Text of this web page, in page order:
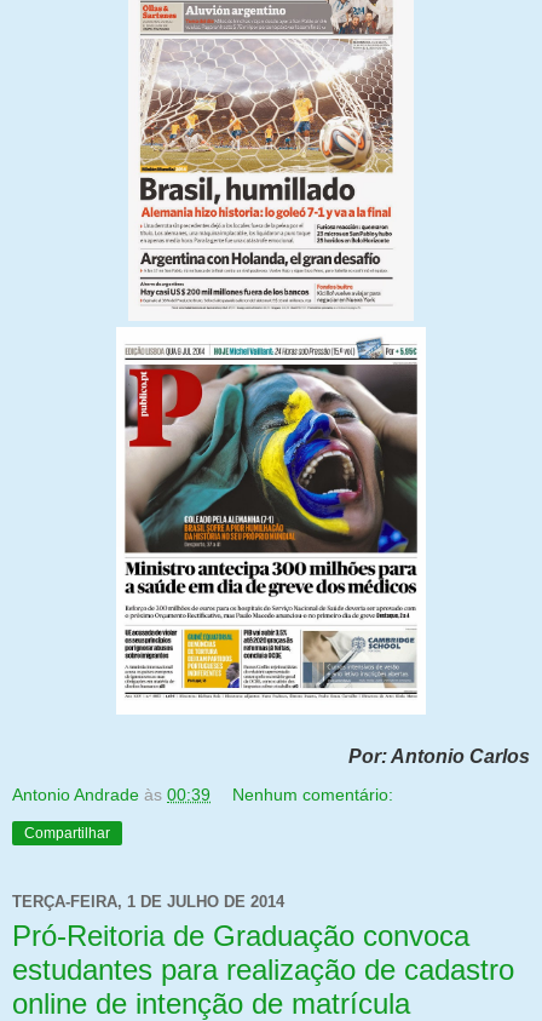
Por: Antonio Carlos
Antonio Andrade às 00:39 Nenhum comentário:
Compartilhar
TERÇA-FEIRA, 1 DE JULHO DE 2014
Pró-Reitoria de Graduação convoca
estudantes para realização de cadastro
online de intenção de matrícula